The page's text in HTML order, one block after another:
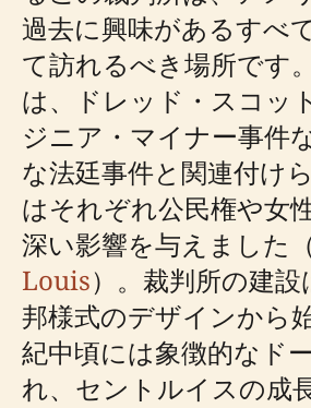
過去に興味があるすべ
て訪れるべき場所です
は、ドレッド・スコッ
ジニア・マイナー事件
な法廷事件と関連付け
はそれぞれ公民権や女
深い影響を与えました
Louis）。裁判所の建
邦様式のデザインから
紀中頃には象徴的なド
れ、セントルイスの成